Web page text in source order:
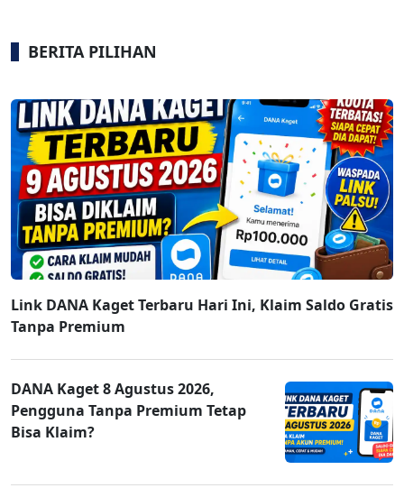
BERITA PILIHAN
Link DANA Kaget Terbaru Hari Ini, Klaim Saldo Gratis
Tanpa Premium
DANA Kaget 8 Agustus 2026,
Pengguna Tanpa Premium Tetap
Bisa Klaim?